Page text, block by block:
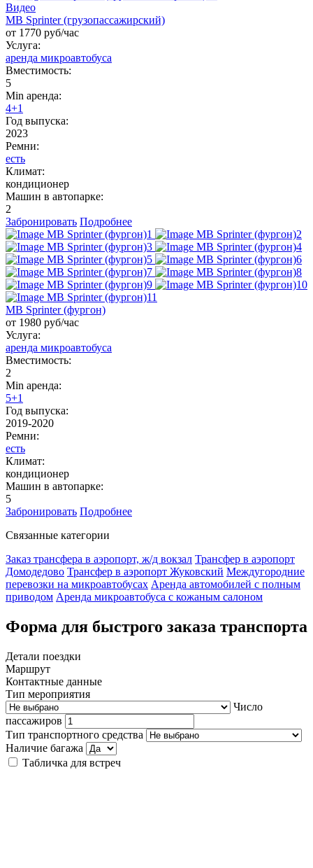
Видео
MB Sprinter (грузопассажирский)
от 1770 руб/час
Услуга:
аренда микроавтобуса
Вместимость:
5
Min аренда:
4+1
Год выпуска:
2023
Ремни:
есть
Климат:
кондиционер
Машин в автопарке:
2
Забронировать Подробнее
MB Sprinter (фургон)
от 1980 руб/час
Услуга:
аренда микроавтобуса
Вместимость:
2
Min аренда:
5+1
Год выпуска:
2019-2020
Ремни:
есть
Климат:
кондиционер
Машин в автопарке:
5
Забронировать Подробнее
Связанные категории
Заказ трансфера в аэропорт, ж/д вокзал Трансфер в аэропорт
Домодедово Трансфер в аэропорт Жуковский Междугородние
перевозки на микроавтобусах Аренда автомобилей с полным
приводом Аренда микроавтобуса с кожаным салоном
Форма для быстрого заказа транспорта
Детали поездки
Маршрут
Контактные данные
Тип мероприятия
Число
пассажиров
Тип транспортного средства
Наличие багажа
Табличка для встреч